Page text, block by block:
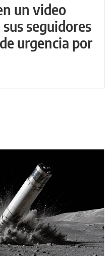
un video
seguidores
urgencia por